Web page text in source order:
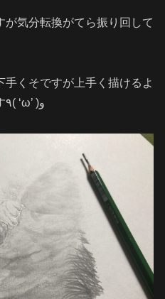
が気分転換がてら振り回して
くそですが上手く描けるよ
うにもっともっと頑張ります٩( ‘ω’ )و